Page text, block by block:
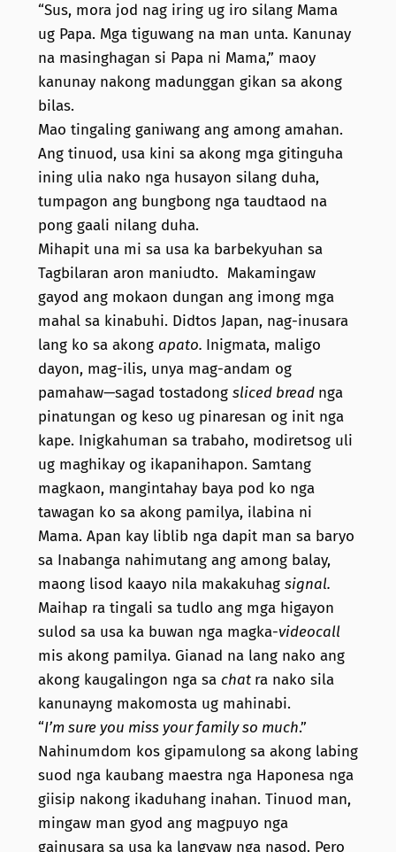
“Sus, mora jod nag iring ug iro silang Mama
ug Papa. Mga tiguwang na man unta. Kanunay
na masinghagan si Papa ni Mama,” maoy
kanunay nakong madunggan gikan sa akong
bilas.
Mao tingaling ganiwang ang among amahan.
Ang tinuod, usa kini sa akong mga gitinguha
ining ulia nako nga husayon silang duha,
tumpagon ang bungbong nga taudtaod na
pong gaali nilang duha.
Mihapit una mi sa usa ka barbekyuhan sa
Tagbilaran aron maniudto. Makamingaw
gayod ang mokaon dungan ang imong mga
mahal sa kinabuhi. Didtos Japan, nag-inusara
lang ko sa akong apato. Inigmata, maligo
dayon, mag-ilis, unya mag-andam og
pamahaw—sagad tostadong sliced bread nga
pinatungan og keso ug pinaresan og init nga
kape. Inigkahuman sa trabaho, modiretsog uli
ug maghikay og ikapanihapon. Samtang
magkaon, mangintahay baya pod ko nga
tawagan ko sa akong pamilya, ilabina ni
Mama. Apan kay liblib nga dapit man sa baryo
sa Inabanga nahimutang ang among balay,
maong lisod kaayo nila makakuhag signal.
Maihap ra tingali sa tudlo ang mga higayon
sulod sa usa ka buwan nga magka-videocall
mis akong pamilya. Gianad na lang nako ang
akong kaugalingon nga sa chat ra nako sila
kanunayng makomosta ug mahinabi.
“I’m sure you miss your family so much.”
Nahinumdom kos gipamulong sa akong labing
suod nga kaubang maestra nga Haponesa nga
giisip nakong ikaduhang inahan. Tinuod man,
mingaw man gyod ang magpuyo nga
gainusara sa usa ka langyaw nga nasod. Pero